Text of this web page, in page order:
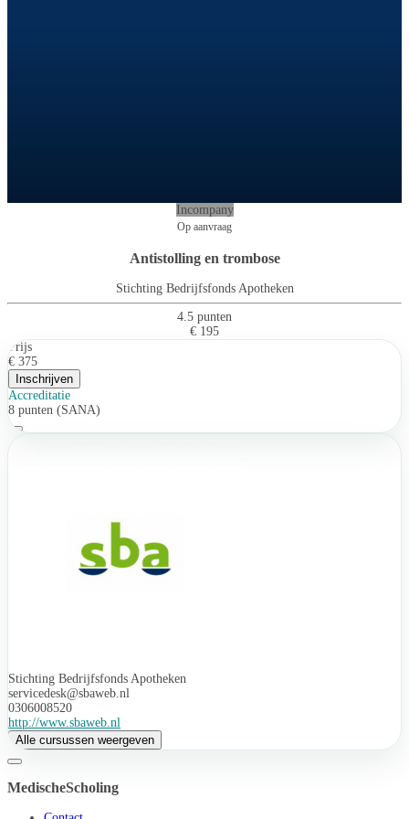
Incompany
Op aanvraag
Antistolling en trombose
Stichting Bedrijfsfonds Apotheken
4.5 punten
€ 195
Prijs
€ 375
Inschrijven
Accreditatie
8 punten (SANA)
Stichting Bedrijfsfonds Apotheken
servicedesk@sbaweb.nl
0306008520
http://www.sbaweb.nl
Alle cursussen weergeven
MedischeScholing